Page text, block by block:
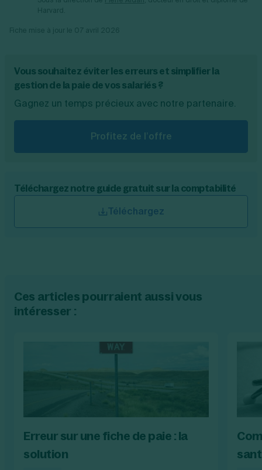
Vous souhaitez éviter les erreurs et simplifier la
gestion de la paie de vos salariés ?
Gagnez un temps précieux avec notre partenaire.
Profitez de l’offre
Téléchargez notre guide gratuit sur la comptabilité
Téléchargez
Ces articles pourraient aussi vous
intéresser :
Erreur sur une fiche de paie : la
solution